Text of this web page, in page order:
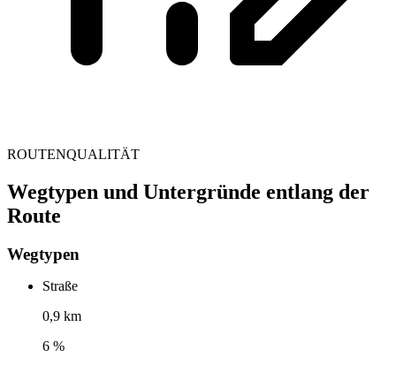
ROUTENQUALITÄT
Wegtypen und Untergründe entlang der
Route
Wegtypen
Straße
0,9 km
6 %